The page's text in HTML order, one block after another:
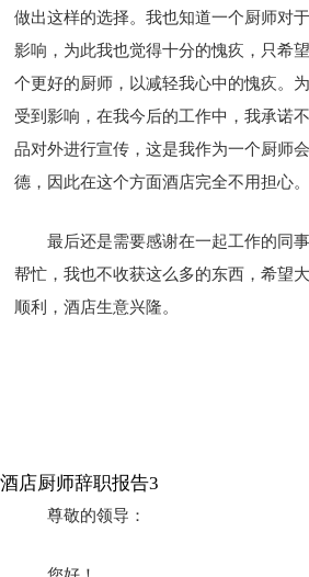
做出这样的选择。我也知道一个厨师对
影响，为此我也觉得十分的愧疚，只希
个更好的厨师，以减轻我心中的愧疚。
受到影响，在我今后的工作中，我承诺
品对外进行宣传，这是我作为一个厨师
德，因此在这个方面酒店完全不用担心。
最后还是需要感谢在一起工作的同
帮忙，我也不收获这么多的东西，希望
顺利，酒店生意兴隆。
酒店厨师辞职报告3
尊敬的领导：